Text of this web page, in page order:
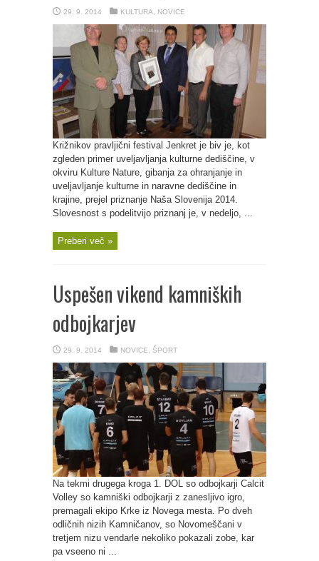
29. 9. 2014 KULTURA NOVICE
Križnikov pravljični festival Jenkret je biv je, kot
zgleden primer uveljavljanja kulturne dediščine, v
okviru Kulture Nature, gibanja za ohranjanje in
uveljavljanje kulturne in naravne dediščine in
krajine, prejel priznanje Naša Slovenija 2014.
Slovesnost s podelitvijo priznanj je, v nedeljo, ...
Preberi več »
Uspešen vikend kamniških
odbojkarjev
29. 9. 2014 NOVICE ŠPORT
Na tekmi drugega kroga 1. DOL so odbojkarji Calcit
Volley so kamniški odbojkarji z zanesljivo igro,
premagali ekipo Krke iz Novega mesta. Po dveh
odličnih nizih Kamničanov, so Novomeščani v
tretjem nizu vendarle nekoliko pokazali zobe, kar
pa vseeno ni ...